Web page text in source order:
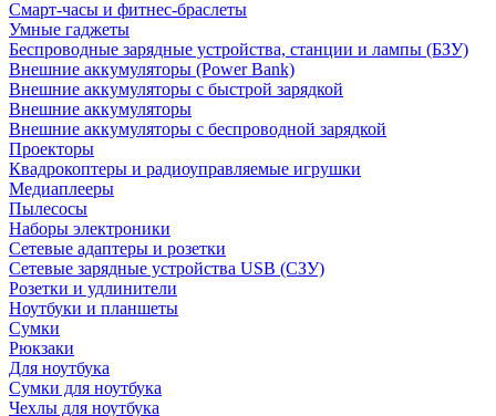
Смарт-часы и фитнес-браслеты
Умные гаджеты
Беспроводные зарядные устройства, станции и лампы (БЗУ)
Внешние аккумуляторы (Power Bank)
Внешние аккумуляторы с быстрой зарядкой
Внешние аккумуляторы
Внешние аккумуляторы с беспроводной зарядкой
Проекторы
Квадрокоптеры и радиоуправляемые игрушки
Медиаплееры
Пылесосы
Наборы электроники
Сетевые адаптеры и розетки
Сетевые зарядные устройства USB (СЗУ)
Розетки и удлинители
Ноутбуки и планшеты
Сумки
Рюкзаки
Для ноутбука
Сумки для ноутбука
Чехлы для ноутбука